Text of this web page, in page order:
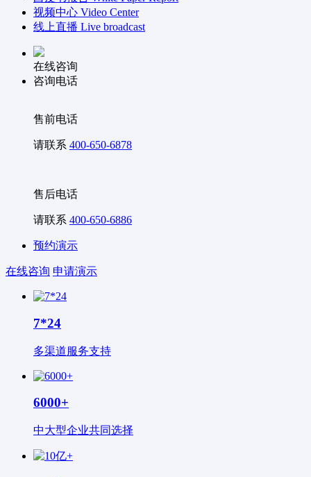
视频中心 Video Center
线上直播 Live broadcast
在线咨询
咨询电话
售前电话
请联系 400-650-6878
售后电话
请联系 400-650-6886
预约演示
在线咨询 申请演示
7*24
多渠道服务支持
6000+
中大型企业共同选择